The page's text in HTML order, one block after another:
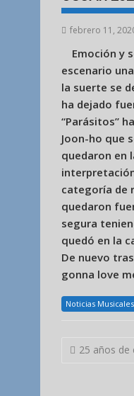
febrero 11,
Emoción y
escenario
la suerte se
ha dejado
“Parásitos”
Joon-ho que
quedaron en
interpretación
categoría de
quedaron
segura
quedó en la
De nuevo
gonna love
Noticias Musicales
25 años de